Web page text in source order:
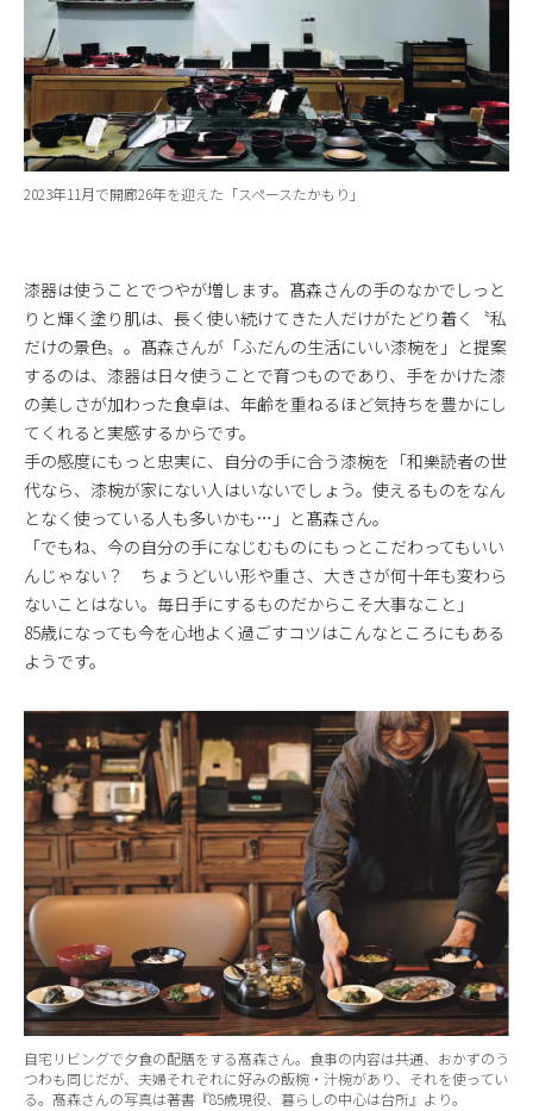
2023年11月で開廊26年を迎えた「スペースたかもり」
漆器は使うことでつやが増します。髙森さんの手のなかでしっと
りと輝く塗り肌は、長く使い続けてきた人だけがたどり着く〝私
だけの景色〟。髙森さんが「ふだんの生活にいい漆椀を」と提案
するのは、漆器は日々使うことで育つものであり、手をかけた漆
の美しさが加わった食卓は、年齢を重ねるほど気持ちを豊かにし
てくれると実感するからです。
手の感度にもっと忠実に、自分の手に合う漆椀を「和樂読者の世
代なら、漆椀が家にない人はいないでしょう。使えるものをなん
となく使っている人も多いかも…」と髙森さん。
「でもね、今の自分の手になじむものにもっとこだわってもいい
んじゃない？ ちょうどいい形や重さ、大きさが何十年も変わら
ないことはない。毎日手にするものだからこそ大事なこと」
85歳になっても今を心地よく過ごすコツはこんなところにもある
ようです。
自宅リビングで夕食の配膳をする髙森さん。食事の内容は共通、おかずのう
つわも同じだが、夫婦それぞれに好みの飯椀・汁椀があり、それを使ってい
る。髙森さんの写真は著書『85歳現役、暮らしの中心は台所』より。